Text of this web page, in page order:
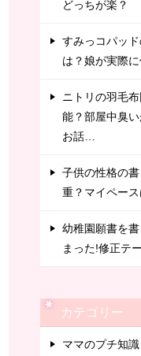
どっちが楽？
すみっコパッ
は？娘が実際
ニトリの羽毛
能？部屋中臭
お話…
子供の性格の
重？マイペー
幼稚園願書を
まった!修正テ
カテゴリー
ママのプチ知識